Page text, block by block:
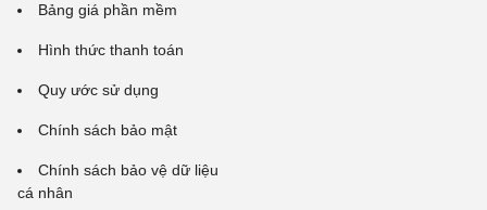
Bảng giá phần mềm
Hình thức thanh toán
Quy ước sử dụng
Chính sách bảo mật
Chính sách bảo vệ dữ liệu
cá nhân